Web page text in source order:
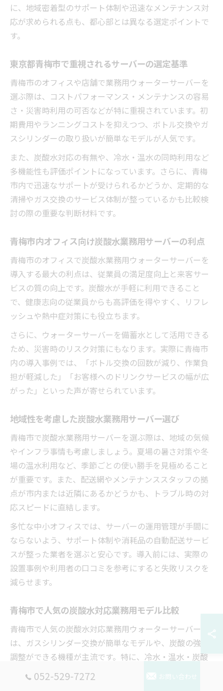
に、地域密着型のサポート体制や迅速なメンテナンス対
応が求められる点も、都心部とは異なる選定ポイントで
す。
東京都青梅市で重視されるサーバーの選定基準
青梅市のオフィスや店舗で業務用ウォーターサーバーを
選ぶ際は、コストパフォーマンス・メンテナンスの容易
さ・災害時利用の可否などが特に重視されています。初
期費用やランニングコストを抑えつつ、ボトル交換やガ
スシリンダーの取り扱いが簡単なモデルが人気です。
また、炭酸水対応の有無や、冷水・温水の同時利用など
多機能性も評価ポイントになっています。さらに、青梅
市内で迅速なサポートが受けられるかどうか、定期的な
清掃やガス交換のサービス体制が整っているかも比較検
討の際の重要な判断材料です。
青梅市内オフィス向け炭酸水業務用サーバーの利点
青梅市のオフィスで炭酸水業務用ウォーターサーバーを
導入する最大の利点は、従業員の満足度向上と来客サー
ビスの質の向上です。炭酸水が手軽に利用できること
で、健康志向の従業員からも高評価を得やすく、リフレ
ッシュや熱中症対策にも役立ちます。
さらに、ウォーターサーバーを備蓄水として活用できる
ため、災害時のリスク対策にもなります。実際に青梅市
内の導入事例では、「ボトル交換の回数が減り、作業負
担が軽減した」「お客様へのドリンクサービスの幅が広
がった」といった声が寄せられています。
地域性を考慮した炭酸水業務用サーバー選び
青梅市で炭酸水業務用サーバーを選ぶ際は、地域の気候
やインフラ事情も考慮しましょう。夏場の暑さ対策や冬
場の温水利用など、季節ごとの使い勝手を見極めること
が重要です。また、配送網やメンテナンススタッフの拠
点が市内または近隣にあるかどうかも、トラブル時の対
応スピードに直結します。
多忙な中小オフィスでは、サーバーの運用管理が手間に
ならないよう、サポート体制や消耗品の自動配送サービ
スが整った業者を選ぶと安心です。導入前には、実際の
設置事例や利用者の口コミを参考にすると失敗リスクを
減らせます。
青梅市で人気の炭酸水対応業務用モデル比較
青梅市で人気の炭酸水対応業務用ウォーターサーバー
は、ガスシリンダー交換が簡単なモデルや、炭酸の強度
調整ができる機種が主流です。特に、冷水・温水・炭酸
水を1台で供給できる多機能型は、限られたスペースを有
052-529-7272 お問い合わせ